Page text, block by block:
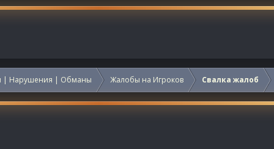
| Нарушения | Обманы Жалобы на Игроков Свалка жалоб